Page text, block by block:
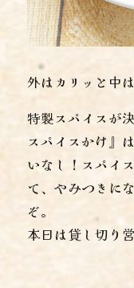
外はカリッと中
特製スパイスが
スパイスかけ』
いなし！スパイ
て、やみつきに
ぞ。
本日は貸し切り